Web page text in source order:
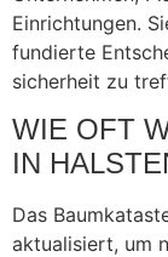
Einrichtungen.
fundierte
sicherheit zu
WIE OFT
IN
Das
aktualisiert, um